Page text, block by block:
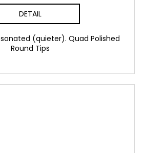
DETAIL
(quieter). Quad Polished
Round Tips